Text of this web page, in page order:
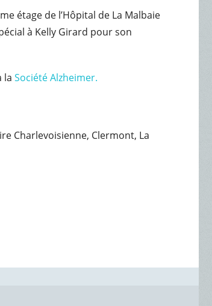
étage de l’Hôpital de La Malbaie
à Kelly Girard pour son
la Société Alzheimer.
Charlevoisienne, Clermont, La